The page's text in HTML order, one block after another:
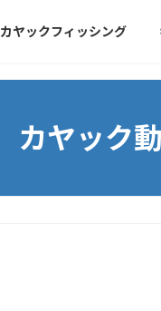
カヤックフィッシング
カヤック